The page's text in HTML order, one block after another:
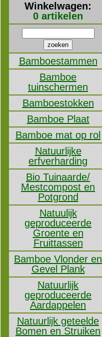
Winkelwagen:
0 artikelen
Bamboestammen
Bamboe
tuinschermen
Bamboestokken
Bamboe Plaat
Bamboe mat op rol
Natuurlijke
erfverharding
Bio Tuinaarde/
Mestcompost en
Potgrond
Natuulijk
geproduceerde
Groente en
Fruittassen
Bamboe Vlonder en
Gevel Plank
Natuurlijk
geproduceerde
Aardappelen
Natuurlijk geteelde
Bomen en Struiken